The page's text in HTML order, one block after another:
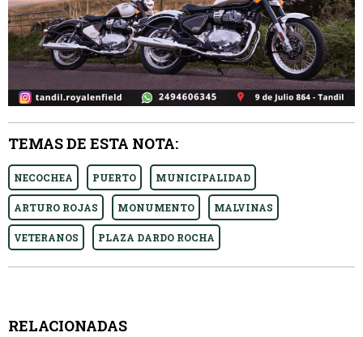
TEMAS DE ESTA NOTA:
NECOCHEA PUERTO MUNICIPALIDAD
ARTURO ROJAS MONUMENTO MALVINAS
VETERANOS PLAZA DARDO ROCHA
RELACIONADAS